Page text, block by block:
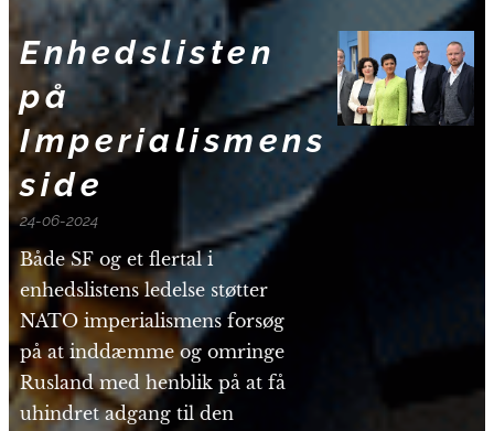
Enhedslisten
på
Imperialismens
side
24-06-2024
Både SF og et flertal i
enhedslistens ledelse støtter
NATO imperialismens forsøg
på at inddæmme og omringe
Rusland med henblik på at få
uhindret adgang til den